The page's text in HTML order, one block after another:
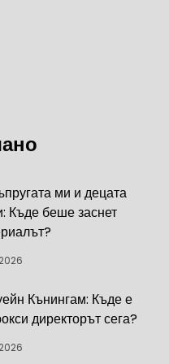
ми и децата
Къде беше заснет
2026
Кънингам: Къде е
директорът сега?
2026